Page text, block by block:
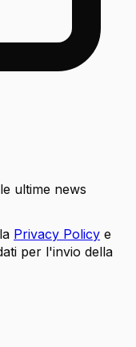
ultime news
Privacy Policy e
per l'invio della